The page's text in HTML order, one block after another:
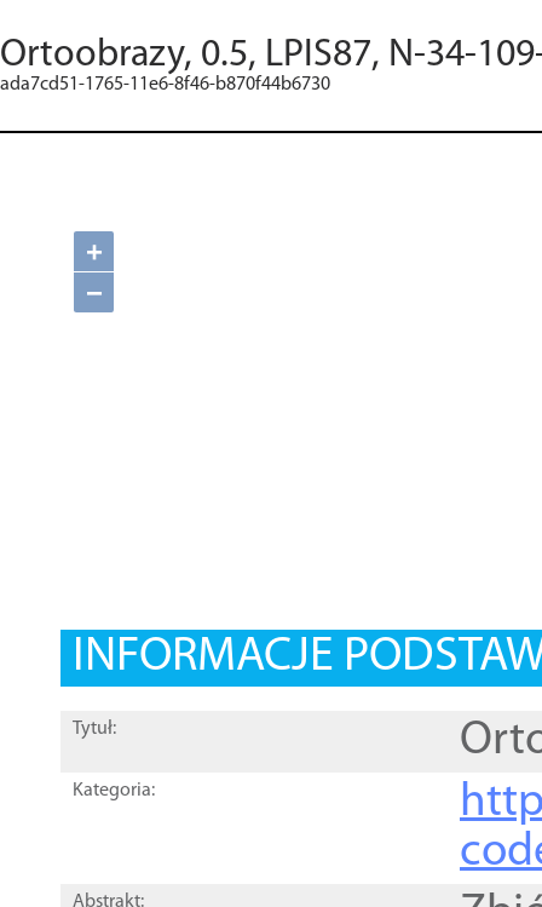
Ortoobrazy, 0.5, LPIS87, N-34-
ada7cd51-1765-11e6-8f46-b870f44b6730
+
−
INFORMACJE
Tytuł:
Kategoria:
Abstrakt: